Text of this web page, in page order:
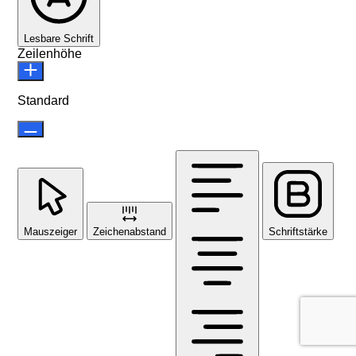
Lesbare Schrift
Zeilenhöhe
Standard
Mauszeiger Zeichenabstand Schriftstärke